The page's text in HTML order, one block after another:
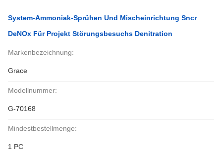
System-Ammoniak-Sprühen Und Mischeinrichtung Sncr
DeNOx Für Projekt Störungsbesuchs Denitration
Markenbezeichnung:
Grace
Modellnummer:
G-70168
Mindestbestellmenge:
1 PC